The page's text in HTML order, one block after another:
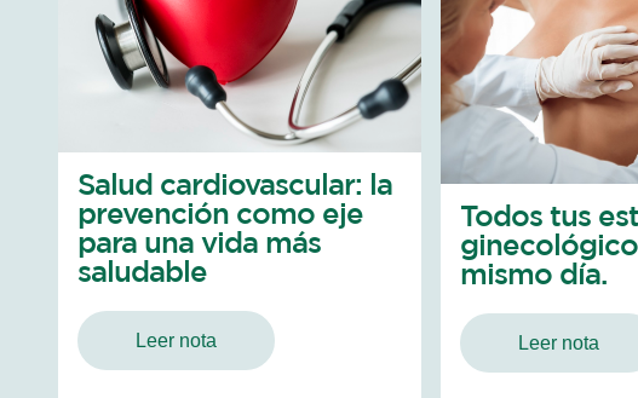
Salud cardiovascular: la
prevención como eje
para una vida más
saludable
Leer nota
Todos tus
mismo día.
Leer nota